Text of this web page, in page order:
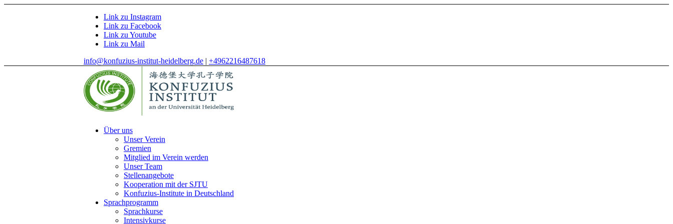
Link zu Instagram
Link zu Facebook
Link zu Youtube
Link zu Mail
info@konfuzius-institut-heidelberg.de | +4962216487618
Über uns
Unser Verein
Gremien
Mitglied im Verein werden
Unser Team
Stellenangebote
Kooperation mit der SJTU
Konfuzius-Institute in Deutschland
Sprachprogramm
Sprachkurse
Intensivkurse